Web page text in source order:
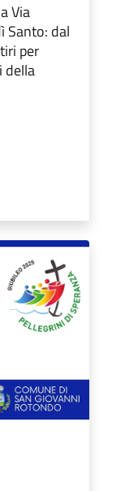
Via
Santo: dal
per
della